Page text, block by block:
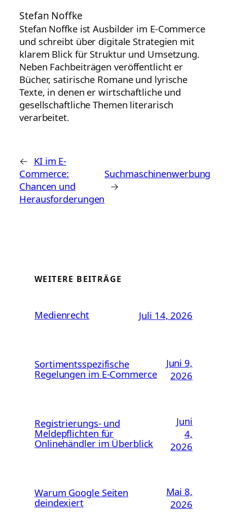
Stefan Noffke
Stefan Noffke ist Ausbilder im E-Commerce
und schreibt über digitale Strategien mit
klarem Blick für Struktur und Umsetzung.
Neben Fachbeiträgen veröffentlicht er
Bücher, satirische Romane und lyrische
Texte, in denen er wirtschaftliche und
gesellschaftliche Themen literarisch
verarbeitet.
← KI im E-
Commerce:
Chancen und
Herausforderungen
Suchmaschinenwerbung
→
WEITERE BEITRÄGE
Medienrecht Juli 14, 2026
Sortimentsspezifische
Regelungen im E-Commerce
Juni 9,
2026
Registrierungs- und
Meldepflichten für
Onlinehändler im Überblick
Juni
4,
2026
Warum Google Seiten
deindexiert
Mai 8,
2026